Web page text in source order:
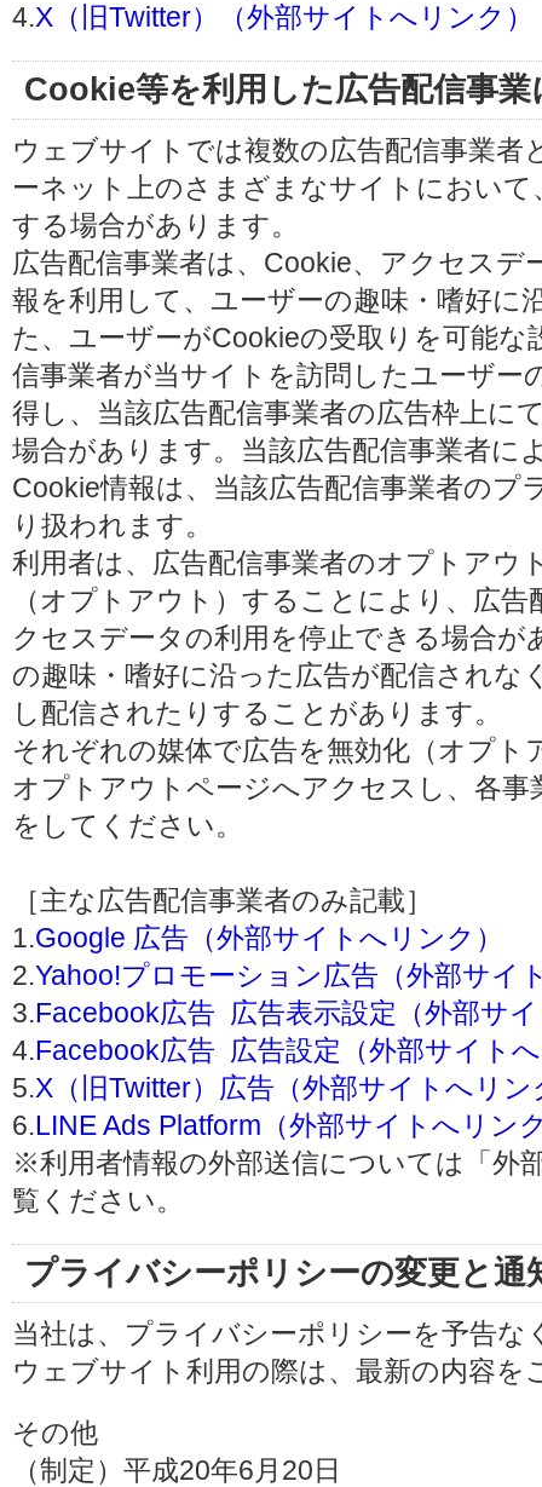
4.X（旧Twitter）（外部サイトへリンク）
Cookie等を利用した広告配信事
ウェブサイトでは複数の広告配信事業
ーネット上のさまざまなサイトにおい
する場合があります。
広告配信事業者は、Cookie、アクセスデ
報を利用して、ユーザーの趣味・嗜好に
た、ユーザーがCookieの受取りを可能
信事業者が当サイトを訪問したユーザー
得し、当該広告配信事業者の広告枠上に
場合があります。当該広告配信事業者に
Cookie情報は、当該広告配信事業者のプ
り扱われます。
利用者は、広告配信事業者のオプトアウ
（オプトアウト）することにより、広
クセスデータの利用を停止できる場合が
の趣味・嗜好に沿った広告が配信されな
し配信されたりすることがあります。
それぞれの媒体で広告を無効化（オプト
オプトアウトページへアクセスし、各
をしてください。
［主な広告配信事業者のみ記載］
1.Google 広告（外部サイトへリンク）
2.Yahoo!プロモーション広告（外部サイ
3.Facebook広告 広告表示設定（外部サ
4.Facebook広告 広告設定（外部サイト
5.X（旧Twitter）広告（外部サイトへリン
6.LINE Ads Platform（外部サイトへリン
※利用者情報の外部送信については「外
覧ください。
プライバシーポリシーの変更と通
当社は、プライバシーポリシーを予告
ウェブサイト利用の際は、最新の内容を
その他
（制定）平成20年6月20日